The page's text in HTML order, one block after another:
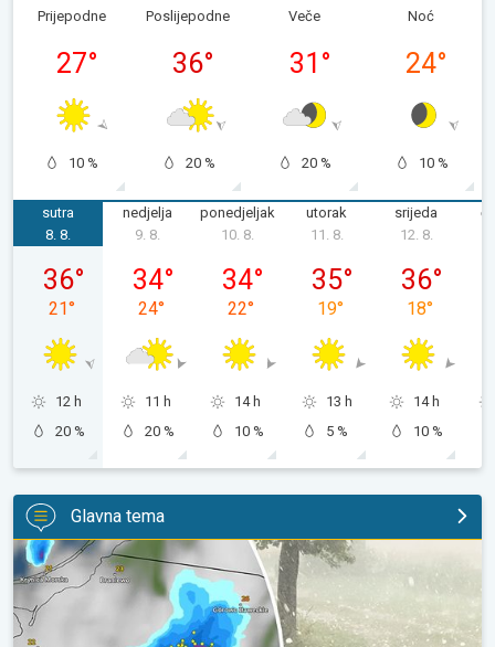
Prijepodne
27°
10 %
Poslijepodne
36°
20 %
Veče
31 °
20 %
Noć
24°
10 %
sutra
subota, 08. 08.
8. 8.
36°
21°
12 h
20 %
nedjelja
nedjelja, 09. 08.
9. 8.
34°
24°
11 h
20 %
ponedjeljak
ponedjeljak, 10. 08.
10. 8.
34°
22°
14 h
10 %
utorak
utorak, 11. 08.
11. 8.
35°
19°
13 h
5 %
srijeda
srijeda, 12.
12. 8.
36°
18°
14 h
10 %
Glavna tema
Ogromni komadi leda u Poljskoj. Nevrijeme. . .